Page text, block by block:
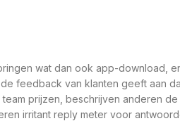
wat dan ook app-download,
feedback van klanten geeft aan
prijzen, beschrijven anderen de
irritant reply meter voor